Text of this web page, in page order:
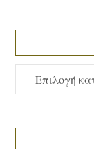
ΚΑΤΗΓΟΡΙΕΣ